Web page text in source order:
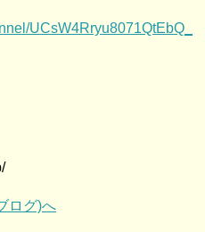
UCsW4Rryu8071QtEbQ_
ログ)へ